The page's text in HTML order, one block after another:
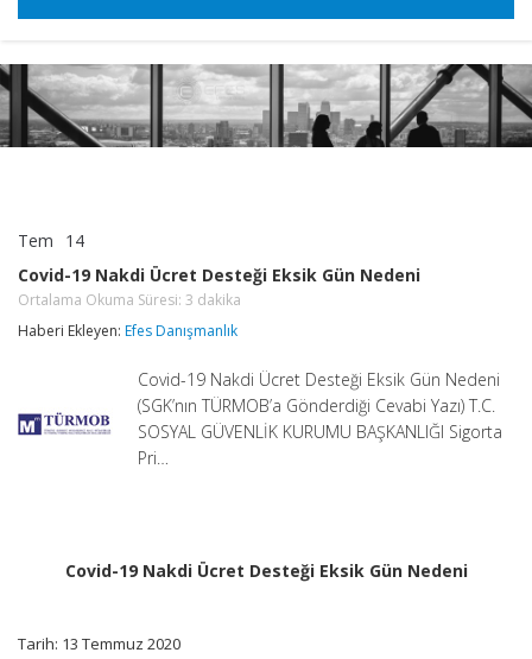
Tem 14
Nakdi
Ücret
Desteği
Eksik
Nedeni
Ortalama
Okuma
Süresi:
3
dakika
Covid-19 Nakdi Ücret Desteği Eksik Gün Nedeni
Ortalama Okuma Süresi: 3 dakika
Haberi Ekleyen: Efes Danışmanlık
Covid-19 Nakdi Ücret Desteği Eksik Gün Nedeni
(SGK’nın TÜRMOB’a Gönderdiği Cevabi Yazı) T.C.
SOSYAL GÜVENLİK KURUMU BAŞKANLIĞI Sigorta
Pri…
Covid-19 Nakdi Ücret Desteği Eksik Gün Nedeni
Tarih: 13 Temmuz 2020